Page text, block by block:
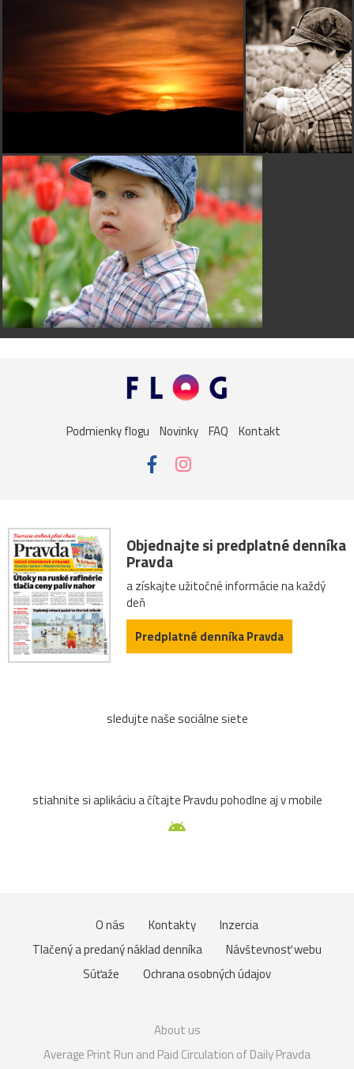
Podmienky flogu Novinky FAQ Kontakt
Objednajte si predplatné denníka
Pravda
a získajte užitočné informácie na každý
deň
Predplatné denníka Pravda
sledujte naše sociálne siete
stiahnite si aplikáciu a čítajte Pravdu pohodlne aj v mobile
O nás Kontakty
Inzercia
Tlačený a predaný náklad denníka
Návštevnosť webu
Súťaže
Ochrana osobných údajov
About us
Average Print Run and Paid Circulation of Daily Pravda